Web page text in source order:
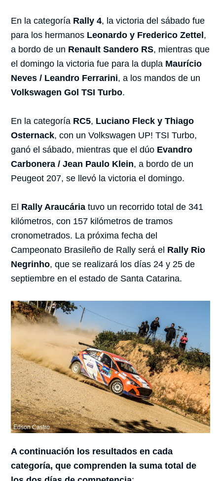
En la categoría Rally 4, la victoria del sábado fue
para los hermanos Leonardo y Frederico Zettel,
a bordo de un Renault Sandero RS, mientras que
el domingo la victoria fue para la dupla Maurício
Neves / Leandro Ferrarini, a los mandos de un
Volkswagen Gol TSI Turbo.
En la categoría RC5, Luciano Fleck y Thiago
Osternack, con un Volkswagen UP! TSI Turbo,
ganó el sábado, mientras que el dúo Evandro
Carbonera / Jean Paulo Klein, a bordo de un
Peugeot 207, se llevó la victoria el domingo.
El Rally Araucária tuvo un recorrido total de 341
kilómetros, con 157 kilómetros de tramos
cronometrados. La próxima fecha del
Campeonato Brasileño de Rally será el Rally Rio
Negrinho, que se realizará los días 24 y 25 de
septiembre en el estado de Santa Catarina.
Edson Castro
A continuación los resultados en cada
categoría, que comprenden la suma total de